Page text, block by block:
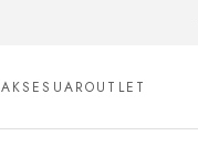
AKSESUAROUTLET